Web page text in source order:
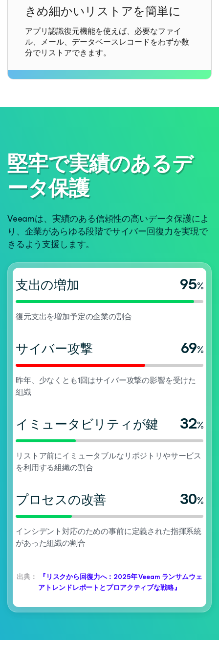
きめ細かいリストアを簡単に
アプリ認識復元機能を使えば、必要なファイ
ル、メール、データベースレコードをわずか数
分でリストアできます。
堅牢で実績のあるデ
ータ保護
Veeamは、実績のある信頼性の高いデータ保護によ
り、企業があらゆる段階でサイバー回復力を実現で
きるよう支援します。
支出の増加 95%
復元支出を増加予定の企業の割合
サイバー攻撃 69%
昨年、少なくとも1回はサイバー攻撃の影響を受けた
組織
イミュータビリティが鍵 32%
リストア前にイミュータブルなリポジトリやサービス
を利用する組織の割合
プロセスの改善 30%
インシデント対応のための事前に定義された指揮系統
があった組織の割合
出典：
『リスクから回復力へ：2025年 Veeam ランサムウェ
アトレンドレポートとプロアクティブな戦略』